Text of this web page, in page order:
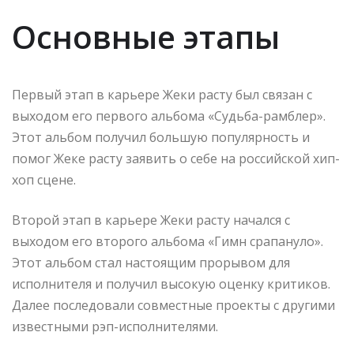
Основные этапы
Первый этап в карьере Жеки расту был связан с
выходом его первого альбома «Судьба-рамблер».
Этот альбом получил большую популярность и
помог Жеке расту заявить о себе на российской хип-
хоп сцене.
Второй этап в карьере Жеки расту начался с
выходом его второго альбома «Гимн срапануло».
Этот альбом стал настоящим прорывом для
исполнителя и получил высокую оценку критиков.
Далее последовали совместные проекты с другими
известными рэп-исполнителями.